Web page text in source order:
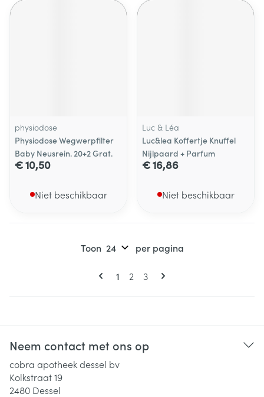
physiodose
Physiodose Wegwerpfilter
Baby Neusrein. 20+2 Grat.
€ 10,50
Niet beschikbaar
Luc & Léa
Luc&lea Koffertje Knuffel
Nijlpaard + Parfum
€ 16,86
Niet beschikbaar
Pagina's
U lees momenteel pagina
1 Pagina
2 Pagina
3
Toon per pagina
Neem contact met ons op
cobra apotheek dessel bv
Kolkstraat 19
2480 Dessel